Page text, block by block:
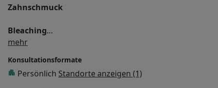
Zahnschmuck
Bleaching
Mundgeruchssprechstunde
mehrÜber mich
Konsultationsformate
Persönlich Standorte anzeigen (1)